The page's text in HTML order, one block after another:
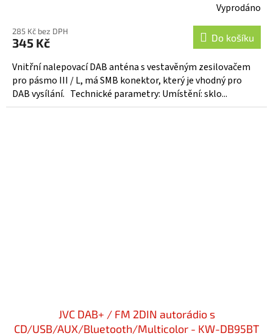
Vyprodáno
285 Kč bez DPH
345 Kč Do košíku
Vnitřní nalepovací DAB anténa s vestavěným zesilovačem
pro pásmo III / L, má SMB konektor, který je vhodný pro
DAB vysílání. Technické parametry: Umístění: sklo...
JVC DAB+ / FM 2DIN autorádio s
CD/USB/AUX/Bluetooth/Multicolor - KW-DB95BT